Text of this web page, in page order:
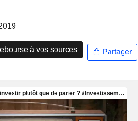
à vos sources Partager